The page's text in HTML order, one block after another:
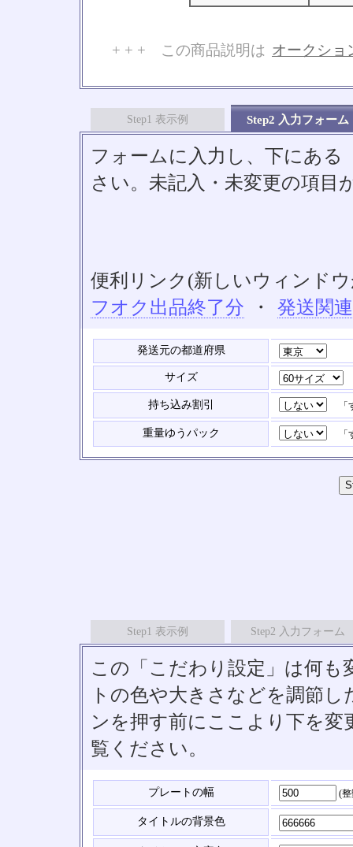
+ + + この商品説明は オークショ
Step1 表示例 Step2 入力フォーム
フォームに入力し、下にあ
さい。未記入・未変更の項目
便利リンク(新しいウィンド
フオク出品終了分
・ 発送関
発送元の都道府県
サイズ
持ち込み割引 「
重量ゆうパック 「
Step1 表示例 Step2 入力フォーム
この「こだわり設定」は何
トの色や大きさなどを調節
ンを押す前にここより下を
覧ください。
プレートの幅 (
タイトルの背景色